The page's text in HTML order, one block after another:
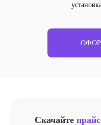
Скачайте